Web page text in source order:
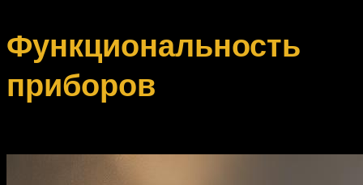
Функциональность
приборов